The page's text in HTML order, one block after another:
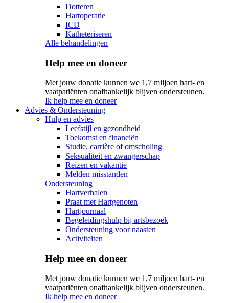
Dotteren
Hartoperatie
ICD
Katheteriseren
Alle behandelingen
Help mee en doneer
Met jouw donatie kunnen we 1,7 miljoen hart- en
vaatpatiënten onafhankelijk blijven ondersteunen.
Ik help mee en doneer
Advies & Ondersteuning
Hulp en advies
Leefstijl en gezondheid
Toekomst en financiën
Studie, carrière of omscholing
Seksualiteit en zwangerschap
Reizen en vakantie
Melden misstanden
Ondersteuning
Hartverhalen
Praat met Hartgenoten
Hartjournaal
Begeleidingshulp bij artsbezoek
Ondersteuning voor naasten
Activiteiten
Help mee en doneer
Met jouw donatie kunnen we 1,7 miljoen hart- en
vaatpatiënten onafhankelijk blijven ondersteunen.
Ik help mee en doneer